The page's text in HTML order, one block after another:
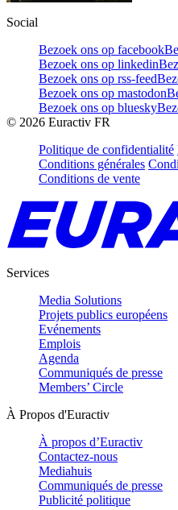
Social
Bezoek ons op facebook
Bezoek ons op linkedin
Bezoek ons op rss-feed
Bezoek ons op mastodon
Bezoek ons op bluesky
© 2026 Euractiv FR
Politique de confidentialité
Conditions générales
Conditions de vente
Services
Media Solutions
Projets publics européens
Evénements
Emplois
Agenda
Communiqués de presse
Members’ Circle
À Propos d'Euractiv
À propos d’Euractiv
Contactez-nous
Mediahuis
Communiqués de presse
Publicité politique